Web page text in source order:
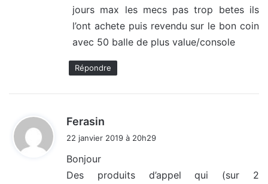
jours max les mecs pas trop betes ils
l’ont achete puis revendu sur le bon coin
avec 50 balle de plus value/console
Répondre
Ferasin
:
22 janvier 2019 à 20h29
Bonjour
Des produits d’appel qui (sur 2